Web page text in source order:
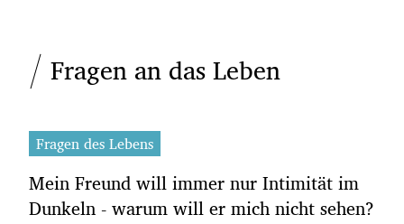
Fragen an das Leben
Fragen des Lebens
Mein Freund will immer nur Intimität im
Dunkeln - warum will er mich nicht sehen?